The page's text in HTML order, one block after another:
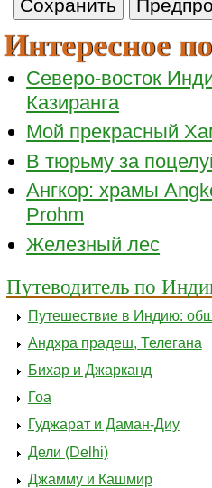
Интересное
Северо-восток
Казиранга
Мой прекрасный
В тюрьму за
Ангкор: храмы
Prohm
Железный лес
Путеводитель по
Путешествие в Индию:
Андхра прадеш, Телегана
Бихар и Джарканд
Гоа
Гуджарат и Даман-Диу
Дели (Delhi)
Джамму и Кашмир